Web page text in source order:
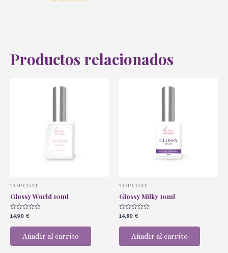
Productos relacionados
TOP COAT
Glossy World 10ml
Valorado
con
0
14,90 €
Añadir al carrito
TOP COAT
Glossy Milky 10ml
Valorado
con
0
14,50 €
Añadir al carrito